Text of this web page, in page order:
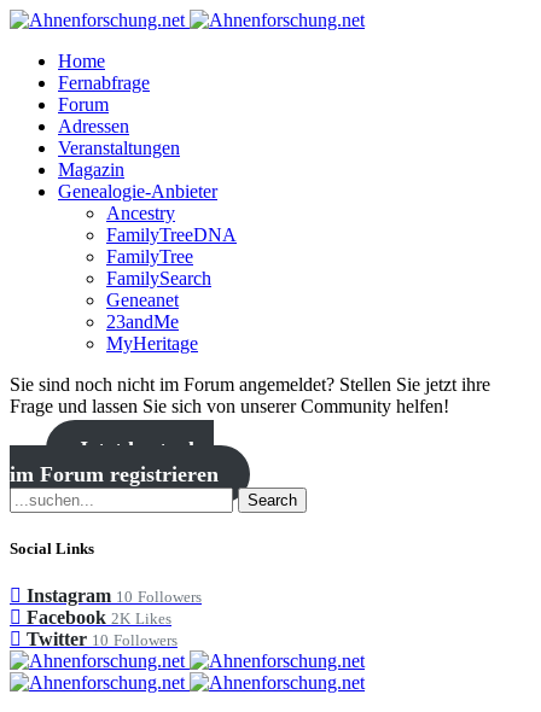
Home
Fernabfrage
Forum
Adressen
Veranstaltungen
Magazin
Genealogie-Anbieter
Ancestry
FamilyTreeDNA
FamilyTree
FamilySearch
Geneanet
23andMe
MyHeritage
Sie sind noch nicht im Forum angemeldet? Stellen Sie jetzt ihre
Frage und lassen Sie sich von unserer Community helfen!
Jetzt kostenlos
im Forum registrieren
Search
Social Links
Instagram 10 Followers
Facebook 2K Likes
Twitter 10 Followers